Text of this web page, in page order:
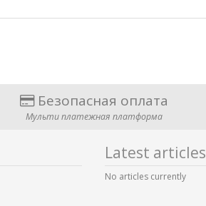
Безопасная оплата
Мульти платежная платформа
Latest articles
No articles currently